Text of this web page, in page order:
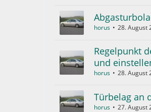
horus 28. August
Regelpunkt
und
horus 28. August
Türbelag an
horus 27. August